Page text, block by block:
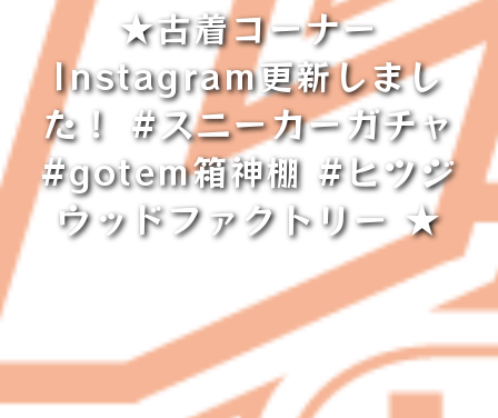
★古着コーナー
Instagram更新しまし
た！ #スニーカーガチャ
#gotem箱神棚 #ヒツジ
ウッドファクトリー ★